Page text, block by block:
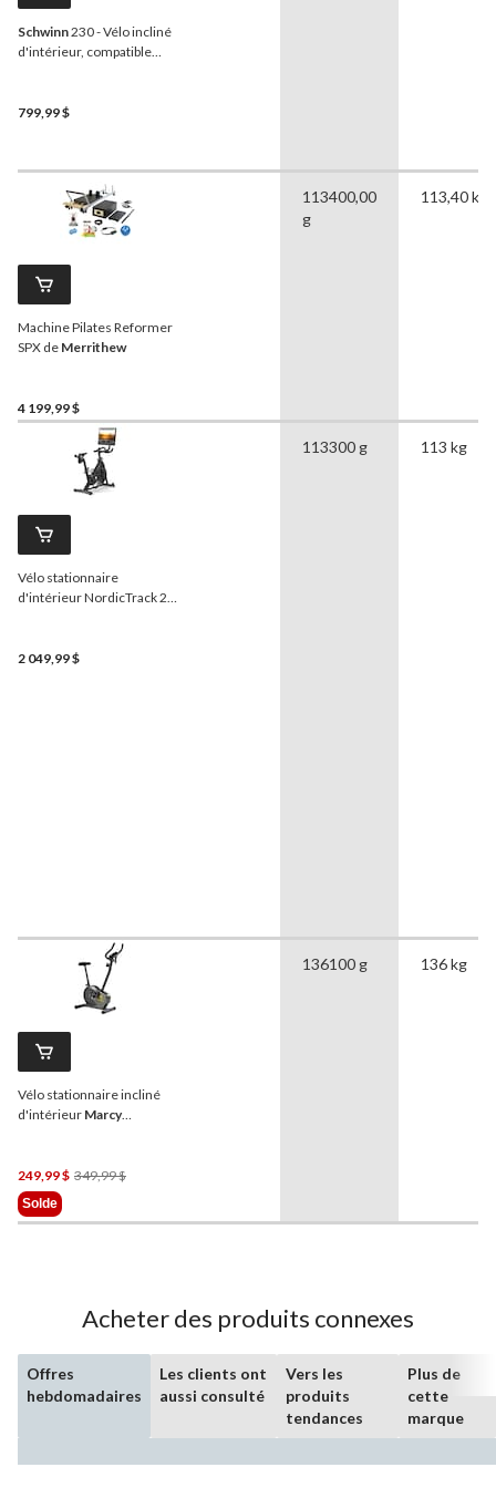
Schwinn230 - Vélo incliné
d'intérieur, compatible
799,99 $
Machine Pilates Reformer
SPX de Merrithew
4 199,99 $
113400,00
g
113,40 kg
Vélo stationnaire
d'intérieur NordicTrack 24
2 049,99 $
113300 g 113 kg
Vélo stationnaire incliné
d'intérieur Marcy
249,99 $ 349,99 $Prix
349,99 $
Solde
136100 g 136 kg
Acheter des produits connexes
Offres
hebdomadaires
Les clients ont
aussi consulté
Vers les
produits
tendances
Plus de
cette
marque